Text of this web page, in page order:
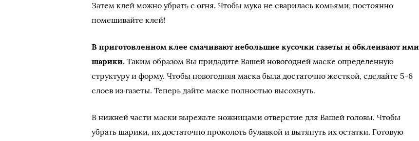
Затем клей можно убрать с огня. Чтобы мука не сварилась комьями, постоянно
помешивайте клей!
В приготовленном клее смачивают небольшие кусочки газеты и обклеивают ими
шарики. Таким образом Вы придадите Вашей новогодней маске определенную
структуру и форму. Чтобы новогодняя маска была достаточно жесткой, сделайте 5-6
слоев из газеты. Теперь дайте маске полностью высохнуть.
В нижней части маски вырежьте ножницами отверстие для Вашей головы. Чтобы
убрать шарики, их достаточно проколоть булавкой и вытянуть их остатки. Готовую